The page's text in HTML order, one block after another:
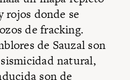
rojos donde se
de fracking.
de Sauzal son
natural,
son de